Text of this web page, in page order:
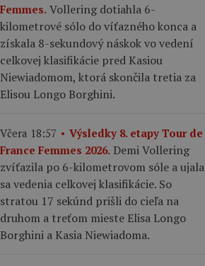
Femmes. Vollering dotiahla 6-
kilometrové sólo do víťazného konca a
získala 8-sekundový náskok vo vedení
celkovej klasifikácie pred Kasiou
Niewiadomom, ktorá skončila tretia za
Elisou Longo Borghini.
Včera 18:57
Výsledky 8. etapy Tour de
France Femmes 2026. Demi Vollering
zvíťazila po 6-kilometrovom sóle a ujala
sa vedenia celkovej klasifikácie. So
stratou 17 sekúnd prišli do cieľa na
druhom a treťom mieste Elisa Longo
Borghini a Kasia Niewiadoma.